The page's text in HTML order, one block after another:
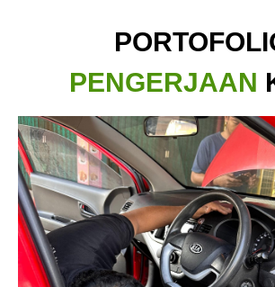
PENGERJAAN